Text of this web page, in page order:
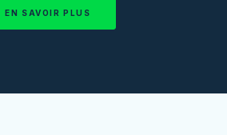
EN SAVOIR PLUS